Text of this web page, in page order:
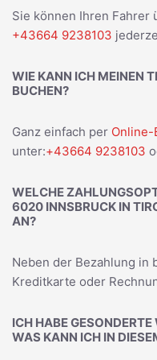
Sie können Ihren
+43664 9238103
WIE KANN ICH MEINEN
BUCHEN?
Ganz einfach per Online-
unter:+43664 9238103
WELCHE
6020 INNSBRUCK IN
AN?
Neben der Bezahlung in
Kreditkarte oder
ICH HABE
WAS KANN ICH IN